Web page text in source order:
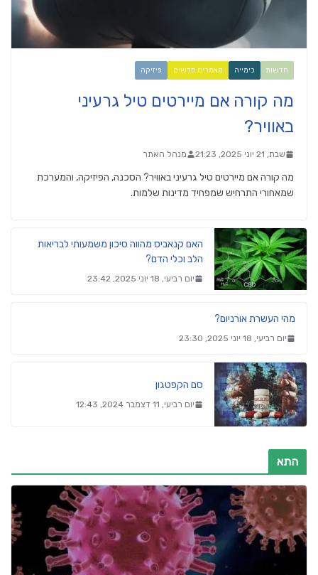
חדשות כימייה מאמרים חדשים פיזיקה
מה קורה אם מיירטים טיל גרעיני
באוויר?
שבת, 21 יוני 2025, 21:23 מנהל האתר
מה קורה אם מיירטים טיל גרעיני באוויר? הסכנה, הפיזיקה, והמערכת
שמאחורי התרחיש שמפחיד מדינות שלמות.
האם קנאביס מהווה סיכון משמעותי לבריאות
הלב וכלי הדם?
יום רביעי, 18 יוני 2025, 23:42
מהי העשרת אורניום?
יום רביעי, 18 יוני 2025, 23:30
סם הקפטגון
יום רביעי, 11 דצמבר 2024, 12:43
התא